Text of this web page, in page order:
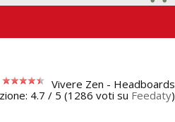
Vivere Zen - Headboards
4.7 / 5 (1286 voti su Feedaty)